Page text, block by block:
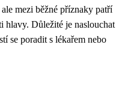
mezi běžné příznaky patří
hlavy. Důležité je naslouchat
se poradit s lékařem nebo